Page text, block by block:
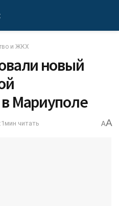
и ЖКХ
новый
Мариуполе
читать AA